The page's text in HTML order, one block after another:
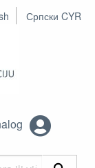
Српски CYR